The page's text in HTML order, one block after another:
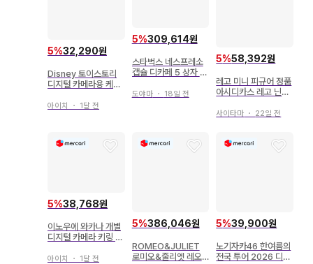
5%32,290원
Disney 토이스토리
디지털 카메라용 케이
아이치 ・ 1달 전
5%309,614원
스타벅스 네스프레소
캡슐 디카페 5 상자 세
도야마・ 18일 전
5%58,392원
레고 미니 피규어 정품
아시디카스 레고 닌자
사이타마 ・ 22일 전
5%38,768원
이노우에 와카나 개별
디지털 카메라 키링 한
아이치 ・ 1달 전
5%386,046원
ROMEO&JULIET
로미오&줄리엣 레오
5%39,900원
노기자카46 한여름의
전국 투어 2026 디지